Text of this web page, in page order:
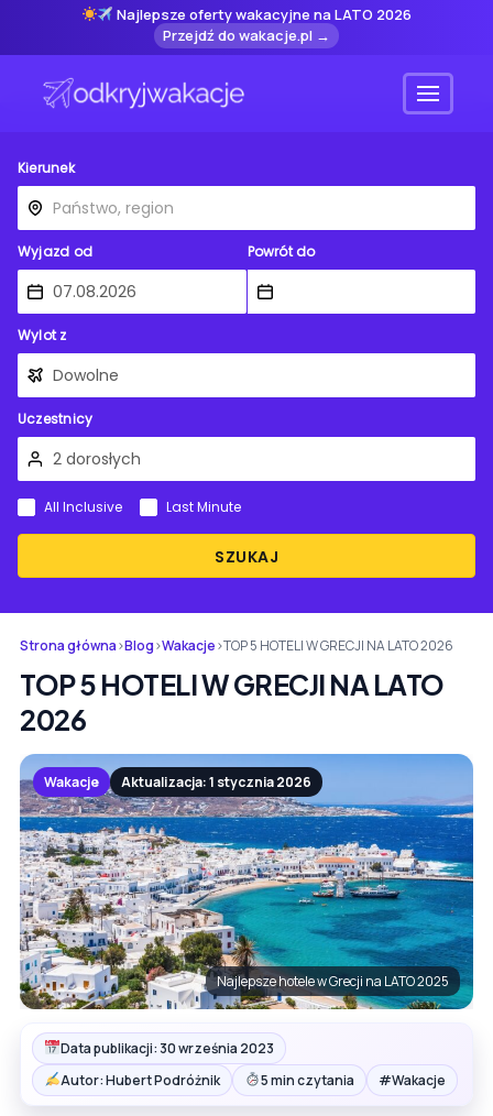
Najlepsze oferty wakacyjne na LATO 2026
Przejdź do wakacje.pl →
Menu
Kierunek
Wyjazd od Powrót do
Wylot z
Uczestnicy
SZUKAJ
All Inclusive Last Minute
Strona główna›Blog›Wakacje›TOP 5 HOTELI W GRECJI NA LATO 2026
TOP 5 HOTELI W GRECJI NA LATO
2026
Wakacje Aktualizacja: 1 stycznia 2026
Najlepsze hotele w Grecji na LATO 2025
Data publikacji: 30 września 2023
Autor: Hubert Podróżnik
5 min czytania #Wakacje